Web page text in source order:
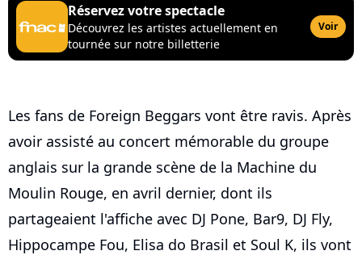
Réservez votre spectacle
Découvrez les artistes actuellement en
tournée sur notre billetterie
Voir
Les fans de Foreign Beggars vont être ravis. Après
avoir assisté au concert mémorable du groupe
anglais sur la grande scène de la Machine du
Moulin Rouge, en avril dernier, dont ils
partageaient l'affiche avec DJ Pone, Bar9, DJ Fly,
Hippocampe Fou, Elisa do Brasil et Soul K, ils vont